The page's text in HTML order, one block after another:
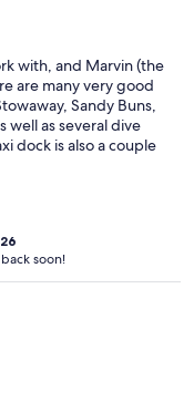
with, and Marvin (the
are many very good
Sandy Buns,
well as several dive
dock is also a couple
comfortable, had
the control of the
at night. It was
until about 2am on
would be happy to
we will probably
company.
soon!